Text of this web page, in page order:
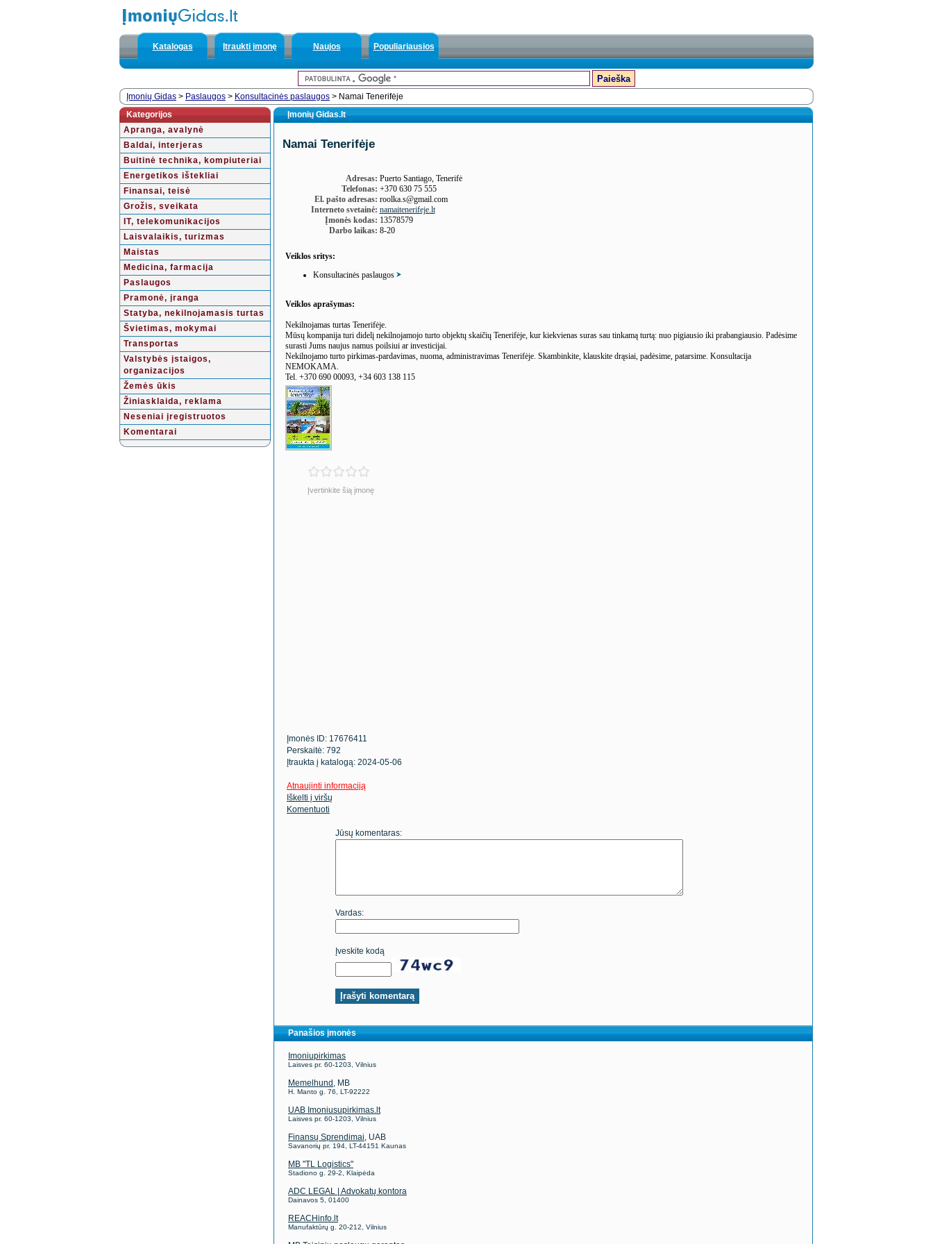
Katalogas Įtraukti įmonę Naujos Populiariausios
Įmonių Gidas > Paslaugos > Konsultacinės paslaugos > Namai Tenerifėje
Kategorijos
Apranga, avalynė
Baldai, interjeras
Buitinė technika, kompiuteriai
Energetikos ištekliai
Finansai, teisė
Grožis, sveikata
IT, telekomunikacijos
Laisvalaikis, turizmas
Maistas
Medicina, farmacija
Paslaugos
Pramonė, įranga
Statyba, nekilnojamasis turtas
Švietimas, mokymai
Transportas
Valstybės įstaigos,
organizacijos
Žemės ūkis
Žiniasklaida, reklama
Neseniai įregistruotos
Komentarai
Įmonių Gidas.lt
Namai Tenerifėje
Adresas: Puerto Santiago, Tenerifė
Telefonas: +370 630 75 555
El. pašto adresas: roolka.s@gmail.com
Interneto svetainė: namaitenerifeje.lt
Įmonės kodas: 13578579
Darbo laikas: 8-20
Veiklos sritys:
Konsultacinės paslaugos
Veiklos aprašymas:
Nekilnojamas turtas Tenerifėje.
Mūsų kompanija turi didelį nekilnojamojo turto objektų skaičių Tenerifėje, kur kiekvienas suras sau tinkamą turtą: nuo pigiausio iki prabangiausio. Padėsime
surasti Jums naujus namus poilsiui ar investicijai.
Nekilnojamo turto pirkimas-pardavimas, nuoma, administravimas Tenerifėje. Skambinkite, klauskite drąsiai, padėsime, patarsime. Konsultacija
NEMOKAMA.
Tel. +370 690 00093, +34 603 138 115
Įvertinkite šią įmonę
Įmonės ID: 17676411
Perskaitė: 792
Įtraukta į katalogą: 2024-05-06
Atnaujinti informaciją
Iškelti į viršų
Komentuoti
Jūsų komentaras:
Vardas:
Įveskite kodą
Panašios įmonės
Imoniupirkimas
Laisves pr. 60-1203, Vilnius
Memelhund , MB
H. Manto g. 76, LT-92222
UAB Imoniusupirkimas.lt
Laisves pr. 60-1203, Vilnius
Finansų Sprendimai , UAB
Savanorių pr. 194, LT-44151 Kaunas
MB "TL Logistics"
Stadiono g. 29-2, Klaipėda
ADC LEGAL | Advokatų kontora
Dainavos 5, 01400
REACHinfo.lt
Manufaktūrų g. 20-212, Vilnius